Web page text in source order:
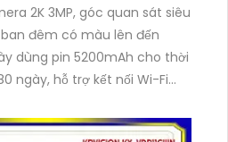
2K 3MP, góc quan sát siêu
đêm có màu lên đến
dùng pin 5200mAh cho thời
ngày, hỗ trợ kết nối Wi-Fi